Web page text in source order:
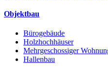
Objektbau
Bürogebäude
Holzhochhäuser
Mehrgeschossiger
Hallenbau